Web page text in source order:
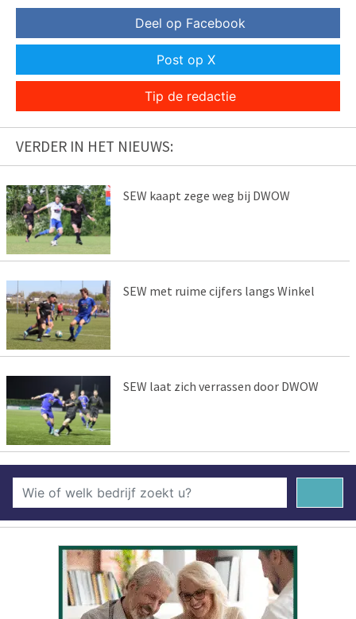
Deel op Facebook
Post op X
Tip de redactie
VERDER IN HET NIEUWS:
SEW kaapt zege weg bij DWOW
SEW met ruime cijfers langs Winkel
SEW laat zich verrassen door DWOW